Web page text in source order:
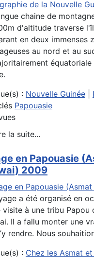
chaine de
d'altitude traverse
en deux immenses
au nord et au
: Nouvelle Guinée
Papouasie
la suite...
en Papouasie
2009
a été organisé en
visite à une tribu Papou
Il a fallu monter une
rendre. Nous
: Chez les Asmat